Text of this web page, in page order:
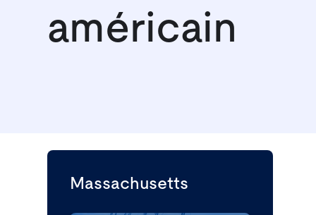
américain
Massachusetts